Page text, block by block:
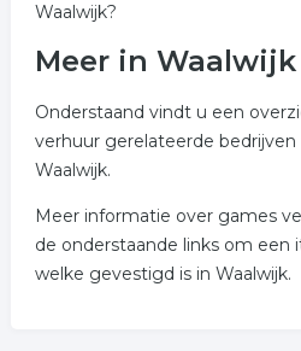
Waalwijk?
Meer in Waalwijk
Onderstaand vindt u een
verhuur gerelateerde
Waalwijk.
Meer informatie over games
de onderstaande links om een
welke gevestigd is in Waalwijk.